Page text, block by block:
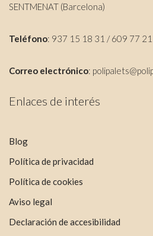
SENTMENAT (Barcelona)
Teléfono: 937 15 18 31 / 609 77
Correo electrónico:
Enlaces de interés
Blog
Política de privacidad
Política de cookies
Aviso legal
Declaración de accesibilidad